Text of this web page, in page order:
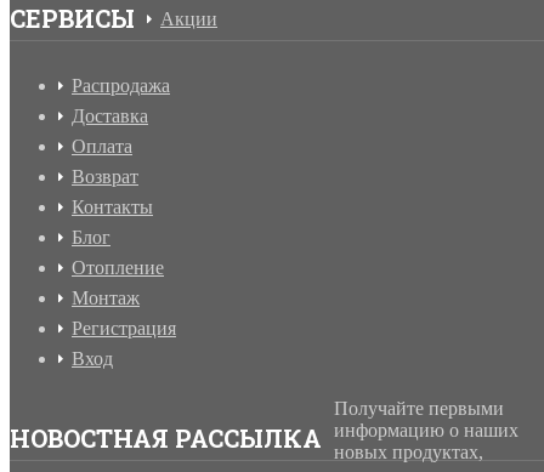
СЕРВИСЫ
Акции
Распродажа
Доставка
Оплата
Возврат
Контакты
Блог
Отопление
Монтаж
Регистрация
Вход
НОВОСТНАЯ РАССЫЛКА
Получайте первыми
информацию о наших
новых продуктах,